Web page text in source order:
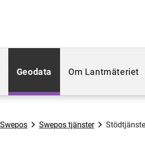
Geodata Om Lantmäteriet
Swepos Swepos tjänster